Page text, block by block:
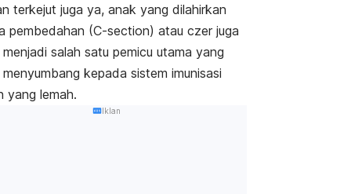
terkejut juga ya, anak yang dilahirkan
pembedahan (C-section) atau czer juga
salah satu pemicu utama yang
kepada sistem imunisasi
yang lemah.
Iklan